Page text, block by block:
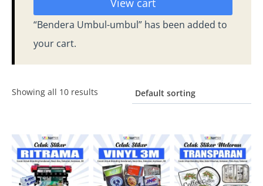
“Bendera Umbul-umbul” has been added to
your cart.
Showing all 10 results